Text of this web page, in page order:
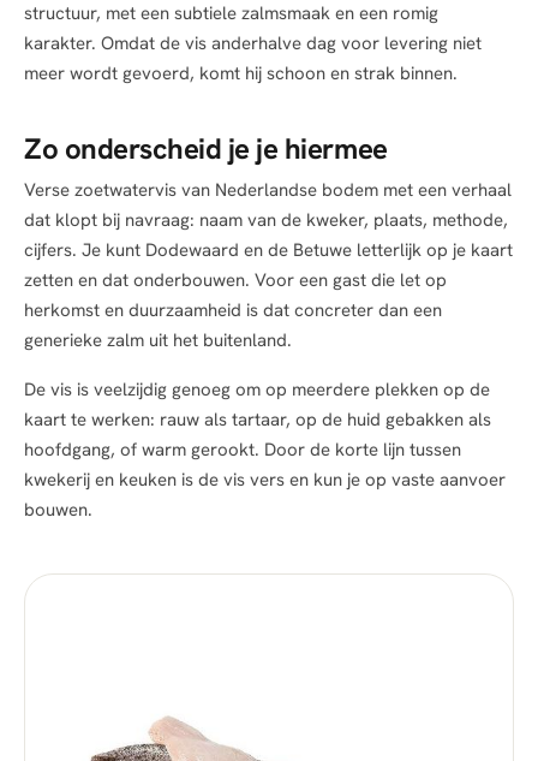
structuur, met een subtiele zalmsmaak en een romig
karakter. Omdat de vis anderhalve dag voor levering niet
meer wordt gevoerd, komt hij schoon en strak binnen.
Zo onderscheid je je hiermee
Verse zoetwatervis van Nederlandse bodem met een verhaal
dat klopt bij navraag: naam van de kweker, plaats, methode,
cijfers. Je kunt Dodewaard en de Betuwe letterlijk op je kaart
zetten en dat onderbouwen. Voor een gast die let op
herkomst en duurzaamheid is dat concreter dan een
generieke zalm uit het buitenland.
De vis is veelzijdig genoeg om op meerdere plekken op de
kaart te werken: rauw als tartaar, op de huid gebakken als
hoofdgang, of warm gerookt. Door de korte lijn tussen
kwekerij en keuken is de vis vers en kun je op vaste aanvoer
bouwen.